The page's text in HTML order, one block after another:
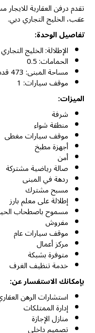
عقب، الخليج التجاري دبي.
تفاصيل الوحدة:
الإطلالة: الخليج التجاري
الحمامات: 0.5
مساحة المبنى: 473 قدم مربع
موقف سيارات: 1
الميزات:
شرفة
منطقة شواء
موقف سيارات مغطى
أجهزة مطبخ
أمن
صالة رياضية مشتركة
ردهة في المبنى
مسبح مشترك
إطلالة على معلم بارز
مسموح باصطحاب
مفروش
موقف سيارات عام
مركز أعمال
متوفرة بشبكة
خدمة تنظيف الغرف
بإمكانك الاستفسار عن:
استشارات الرهن
إدارة الممتلكات
منازل الإجازة
تصميم داخلي